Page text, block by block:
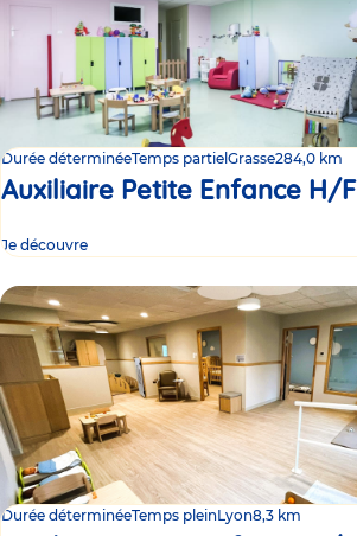
Durée déterminéeTemps partiel Grasse284,0 km
Auxiliaire Petite Enfance H/F
Je découvre
Durée déterminéeTemps pleinLyon8,3 km